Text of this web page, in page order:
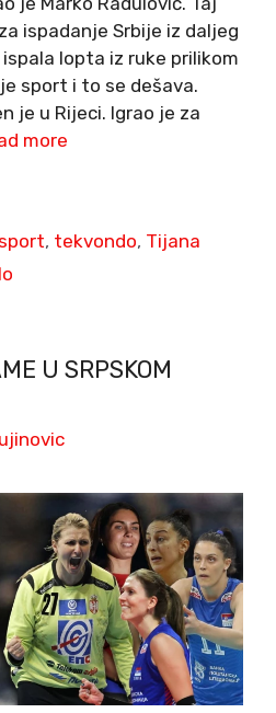
ispadanje Srbije iz daljeg
lopta iz ruke prilikom
sport i to se dešava.
je u Rijeci. Igrao je za
more
sport, tekvondo, Tijana
U SRPSKOM